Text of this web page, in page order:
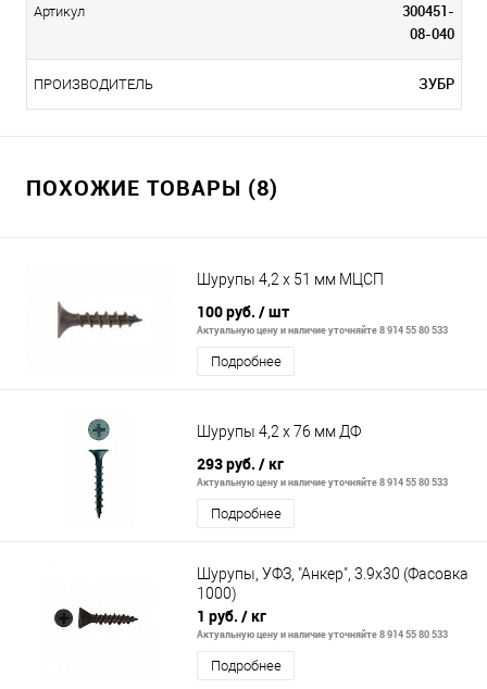
Артикул
300451-
08-040
ПРОИЗВОДИТЕЛЬ ЗУБР
ПОХОЖИЕ ТОВАРЫ (8)
Шурупы 4,2 х 51 мм МЦСП
100 руб. / шт
Актуальную цену и наличие уточняйте 8 914 55 80 533
Подробнее
Шурупы 4,2 х 76 мм ДФ
293 руб. / кг
Актуальную цену и наличие уточняйте 8 914 55 80 533
Подробнее
Шурупы, УФЗ, "Анкер", 3.9x30 (Фасовка
1000)
1 руб. / кг
Актуальную цену и наличие уточняйте 8 914 55 80 533
Подробнее